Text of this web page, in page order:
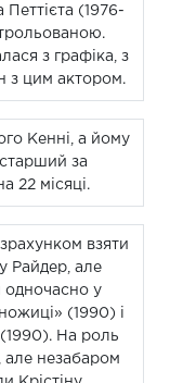
(1976-
з графіка, з
з цим актором.
Кенні, а йому
за
22 місяці.
взяти
Райдер, але
одночасно у
(1990) і
На роль
незабаром